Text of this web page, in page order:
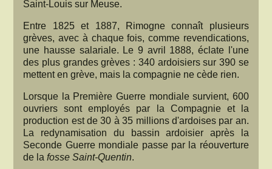
Saint-Louis sur Meuse.
Entre 1825 et 1887, Rimogne connaît plusieurs
grèves, avec à chaque fois, comme revendications,
une hausse salariale. Le 9 avril 1888, éclate l'une
des plus grandes grèves : 340 ardoisiers sur 390 se
mettent en grève, mais la compagnie ne cède rien.
Lorsque la Première Guerre mondiale survient, 600
ouvriers sont employés par la Compagnie et la
production est de 30 à 35 millions d'ardoises par an.
La redynamisation du bassin ardoisier après la
Seconde Guerre mondiale passe par la réouverture
de lafosse Saint-Quentin.